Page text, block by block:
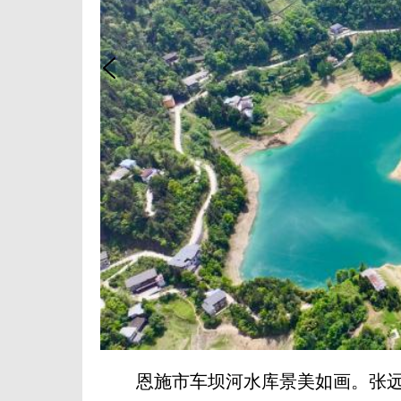
恩施市车坝河水库景美如画。张